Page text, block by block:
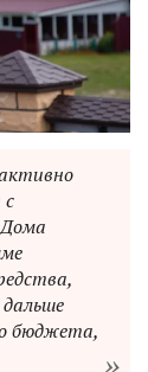
бюджета,